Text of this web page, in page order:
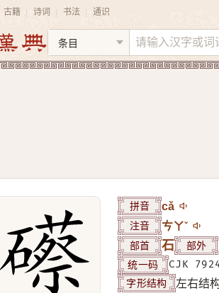
古籍 诗词 书法 通识
拼音 cǎ
注音 ㄘㄚˇ
部首 石 部外
统一码 CJK
字形结构 左右结